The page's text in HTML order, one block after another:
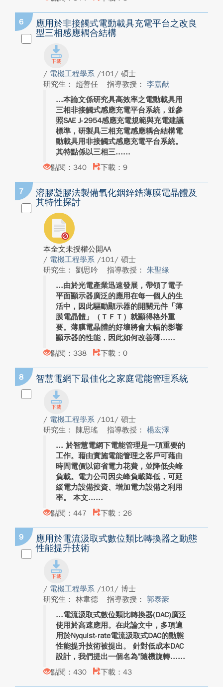
6
應用於非接觸式電動載具充電平台之改良
型三相感應耦合結構
/ 電機工程學系 /101/ 碩士
研究生： 趙善任
指導教授： 李嘉猷
本論文係研究具高效率之電動載具用
三相非接觸式感應充電平台系統，並參
照SAE J-2954感應充電規範與充電建議
標準，研製具三相充電感應耦合結構電
動載具用非接觸式感應充電平台系統。
其特點係以三相三...
點閱：340
下載：9
7
溶膠凝膠法製備氧化銦鋅鋯薄膜電晶體及
其特性探討
本全文未授權公開AA
/ 電機工程學系 /101/ 碩士
研究生： 劉思吟
指導教授： 朱聖緣
由於光電產業迅速發展，帶領了電子
平面顯示器廣泛的應用在每一個人的生
活中，因此驅動顯示器的開關元件「薄
膜電晶體」（ＴＦＴ）就顯得格外重
要。薄膜電晶體的好壞將會大幅的影響
顯示器的性能，因此如何改善薄...
點閱：338
下載：0
8 智慧電網下最佳化之家庭電能管理系統
/ 電機工程學系 /101/ 碩士
研究生： 陳思瑤
指導教授： 楊宏澤
於智慧電網下電能管理是一項重要的
工作。藉由實施電能管理之客戶可藉由
時間電價以節省電力花費，並降低尖峰
負載。電力公司因尖峰負載降低，可延
緩電力設備投資、增加電力設備之利用
率。 本文...
點閱：447
下載：26
9
應用於電流汲取式數位類比轉換器之動態
性能提升技術
/ 電機工程學系 /101/ 博士
研究生： 林韋德
指導教授： 郭泰豪
電流汲取式數位類比轉換器(DAC)廣泛
使用於高速應用。在此論文中，多項適
用於Nyquist-rate電流汲取式DAC的動態
性能提升技術被提出。 針對低成本DAC
設計，我們提出一個名為”隨機旋轉...
點閱：430
下載：43